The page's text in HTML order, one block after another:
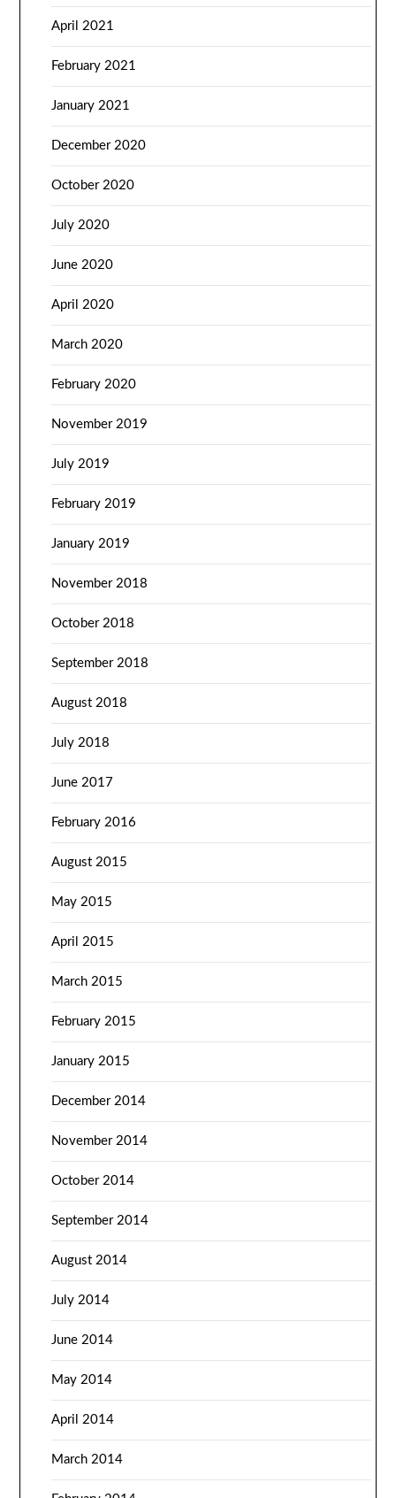
April 2021
February 2021
January 2021
December 2020
October 2020
July 2020
June 2020
April 2020
March 2020
February 2020
November 2019
July 2019
February 2019
January 2019
November 2018
October 2018
September 2018
August 2018
July 2018
June 2017
February 2016
August 2015
May 2015
April 2015
March 2015
February 2015
January 2015
December 2014
November 2014
October 2014
September 2014
August 2014
July 2014
June 2014
May 2014
April 2014
March 2014